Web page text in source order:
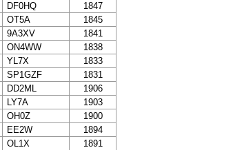
DF0HQ
1847
OT5A
1845
9A3XV
1841
ON4WW
1838
YL7X
1833
SP1GZF
1831
DD2ML
1906
LY7A
1903
OH0Z
1900
EE2W
1894
OL1X
1891